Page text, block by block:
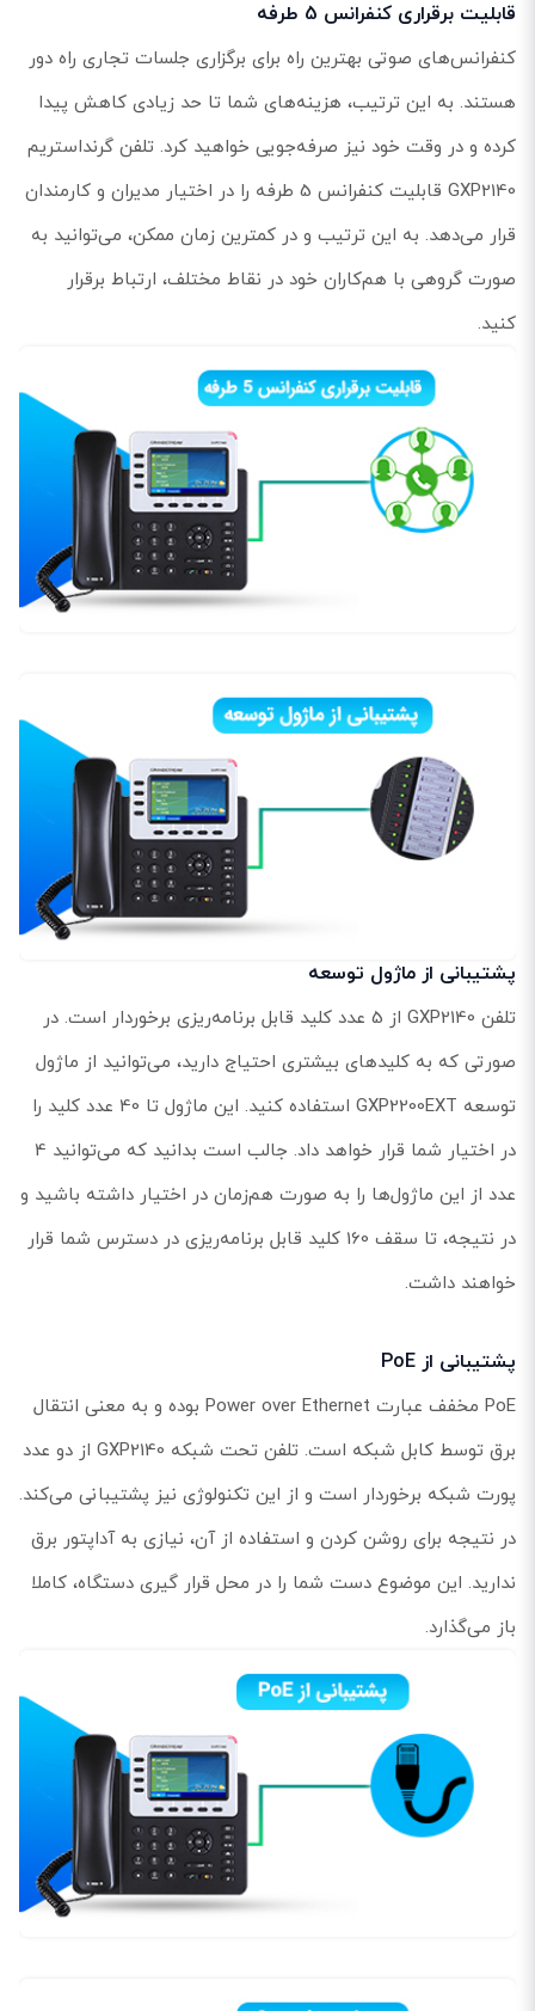
قابلیت برقراری کنفرانس 5 طرفه
کنفرانس‌های صوتی بهترین راه برای برگزاری جلسات تجاری راه دور
هستند. به این ترتیب، هزینه‌های شما تا حد زیادی کاهش پیدا
کرده و در وقت خود نیز صرفه‌جویی خواهید کرد. تلفن گرنداستریم
GXP2140 قابلیت کنفرانس 5 طرفه را در اختیار مدیران و کارمندان
قرار می‌دهد. به این ترتیب و در کمترین زمان ممکن، می‌توانید به
صورت گروهی با هم‌کاران خود در نقاط مختلف، ارتباط برقرار
کنید.
پشتیبانی از ماژول توسعه
تلفن GXP2140 از 5 عدد کلید قابل برنامه‌ریزی برخوردار است. در
صورتی که به کلیدهای بیشتری احتیاج دارید، می‌توانید از ماژول
توسعه GXP2200EXT استفاده کنید. این ماژول تا 40 عدد کلید را
در اختیار شما قرار خواهد داد. جالب است بدانید که می‌توانید 4
عدد از این ماژول‌ها را به صورت هم‌زمان در اختیار داشته باشید و
در نتیجه، تا سقف 160 کلید قابل برنامه‌ریزی در دسترس شما قرار
خواهند داشت.
پشتیبانی از PoE
PoE مخفف عبارت Power over Ethernet بوده و به معنی انتقال
برق توسط کابل شبکه است. تلفن تحت شبکه GXP2140 از دو عدد
پورت شبکه برخوردار است و از این تکنولوژی نیز پشتیبانی می‌کند.
در نتیجه برای روشن کردن و استفاده از آن، نیازی به آداپتور برق
ندارید. این موضوع دست شما را در محل قرار گیری دستگاه، کاملا
باز می‌گذارد.